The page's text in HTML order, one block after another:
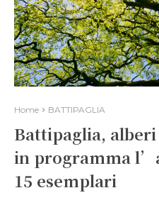
Home BATTIPAGLIA
Battipaglia,
in programma
15 esemplari